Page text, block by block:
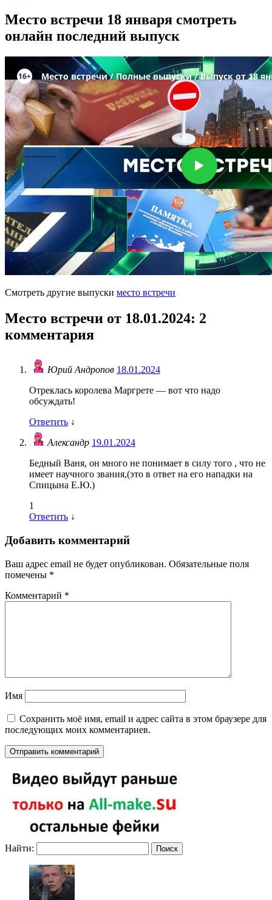
Место встречи 18 января смотреть
онлайн последний выпуск
Смотреть другие выпуски место встречи
Место встречи от 18.01.2024: 2
комментария
Юрий Андропов 18.01.2024
Отреклась королева Маргрете — вот что надо
обсуждать!
Ответить ↓
Александр 19.01.2024
Бедный Ваня, он много не понимает в силу того , что не
имеет научного звания,(это в ответ на его нападки на
Спицына Е.Ю.)
1
Ответить ↓
Добавить комментарий
Ваш адрес email не будет опубликован. Обязательные поля
помечены *
Комментарий *
Имя
Сохранить моё имя, email и адрес сайта в этом браузере для
последующих моих комментариев.
Найти: